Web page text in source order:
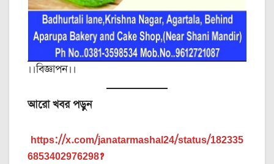
।।বিজ্ঞাপন।।
আরো খবর পড়ুন
https://x.com/janatarmashal24/status/182335
6853402976298?